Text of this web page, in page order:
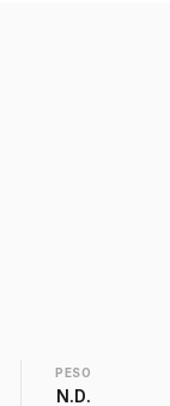
PESO
N.D.